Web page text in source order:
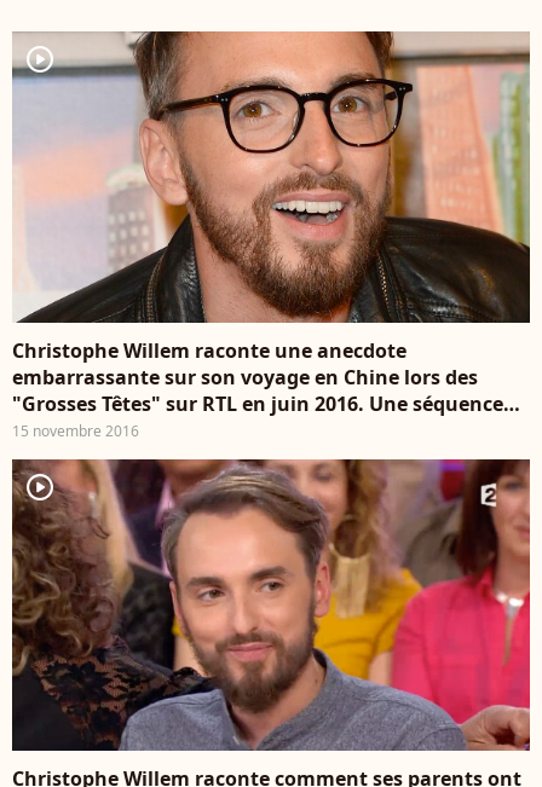
player2
Christophe Willem raconte une anecdote
embarrassante sur son voyage en Chine lors des
"Grosses Têtes" sur RTL en juin 2016. Une séquence
rediffusée le 11 novembre 2016 lors d'un best of.
15 novembre 2016
player2
Christophe Willem raconte comment ses parents ont